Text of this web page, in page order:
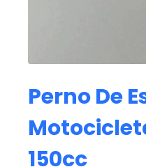
Perno De
150cc